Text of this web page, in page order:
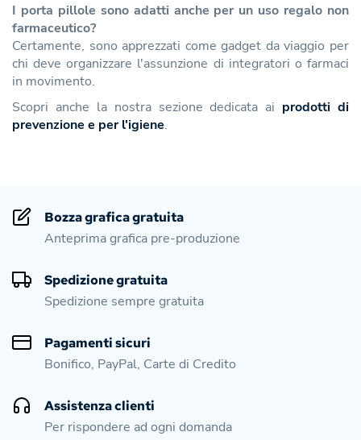
I porta pillole sono adatti anche per un uso regalo non
farmaceutico?
Certamente, sono apprezzati come gadget da viaggio per
chi deve organizzare l'assunzione di integratori o farmaci
in movimento.
Scopri anche la nostra sezione dedicata ai prodotti di
prevenzione e per l'igiene.
Bozza grafica gratuita
Anteprima grafica pre-produzione
Spedizione gratuita
Spedizione sempre gratuita
Pagamenti sicuri
Bonifico, PayPal, Carte di Credito
Assistenza clienti
Per rispondere ad ogni domanda